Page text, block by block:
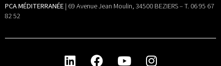
PCA MÉDITERRANÉE| 69 Avenue Jean Moulin, 34500 BEZIERS – T. 06 95 67
82 52